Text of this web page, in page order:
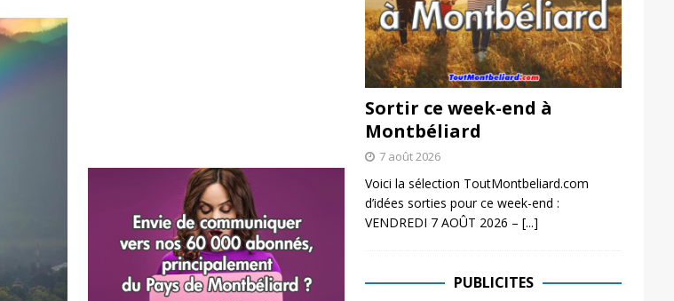
Sortir ce week-end à
Montbéliard
7 août 2026
Voici la sélection ToutMontbeliard.com
d’idées sorties pour ce week-end :
VENDREDI 7 AOÛT 2026 – [...]
PUBLICITES